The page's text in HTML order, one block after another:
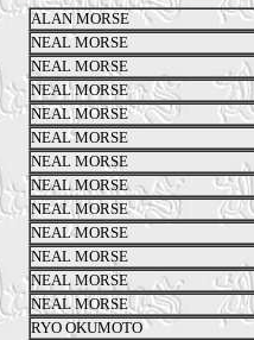
ALAN MORSE
NEAL MORSE
NEAL MORSE
NEAL MORSE
NEAL MORSE
NEAL MORSE
NEAL MORSE
NEAL MORSE
NEAL MORSE
NEAL MORSE
NEAL MORSE
NEAL MORSE
NEAL MORSE
RYO OKUMOTO